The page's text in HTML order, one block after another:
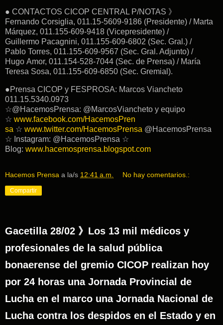
● CONTACTOS CICOP CENTRAL P/NOTAS 》
Fernando Corsiglia, 011.15-5609-9186 (Presidente) / Marta
Márquez, 011.155-609-9418 (Vicepresidente) /
Guillermo Pacagnini, 011.155-609-6802 (Sec. Gral.) /
Pablo Torres, 011.155-609-9567 (Sec. Gral. Adjunto) /
Hugo Amor, 011.154-528-7044 (Sec. de Prensa) / María
Teresa Sosa, 011.155-609-6850 (Sec. Gremial).
●Prensa CICOP y FESPROSA: Marcos Viancheto
011.15.5340.0973
☆@HacemosPrensa: @MarcosViancheto y equipo
☆ www.facebook.com/HacemosPren
sa ☆ www.twitter.com/HacemosPrensa @HacemosPrensa
☆ Instagram: @HacemosPrensa ☆
Blog: www.hacemosprensa.blogspot.com
Hacemos Prensa a la/s 12:41 a.m. No hay comentarios.:
Compartir
Gacetilla 28/02 》Los 13 mil médicos y
profesionales de la salud pública
bonaerense del gremio CICOP realizan hoy
por 24 horas una Jornada Provincial de
Lucha en el marco una Jornada Nacional de
Lucha contra los despidos en el Estado y en